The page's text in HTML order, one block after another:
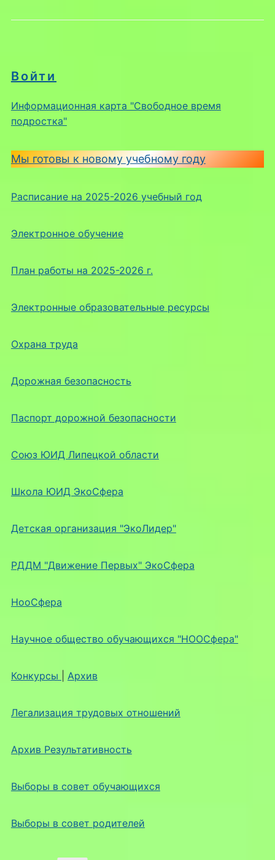
Войти
Информационная карта "Свободное время
подростка"
Мы готовы к новому учебному году
Расписание на 2025-2026 учебный год
Электронное обучение
План работы на 2025-2026 г.
Электронные образовательные ресурсы
Охрана труда
Дорожная безопасность
Паспорт дорожной безопасности
Союз ЮИД Липецкой области
Школа ЮИД ЭкоСфера
Детская организация "ЭкоЛидер"
РДДМ "Движение Первых" ЭкоСфера
НооСфера
Научное общество обучающихся "НООСфера"
Конкурсы Архив
Легализация трудовых отношений
Архив Результативность
Выборы в совет обучающихся
Выборы в совет родителей